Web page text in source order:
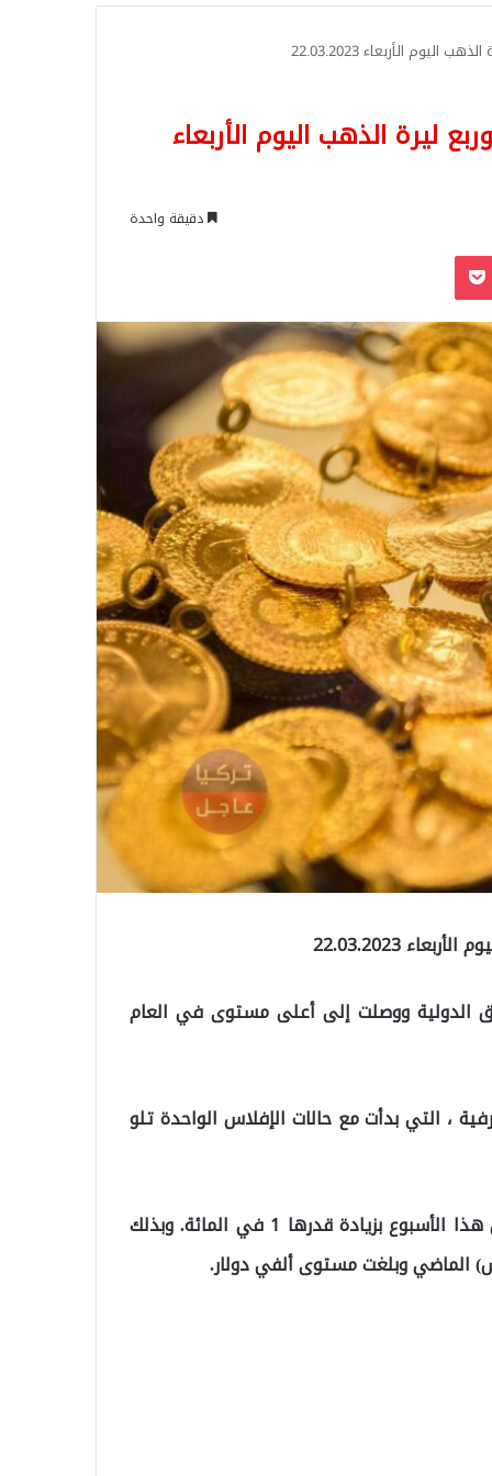
الأربعاء 22.03.2023
الذهب اليوم الأربعاء
دقيقة واحدة
‫Pocket
22.03.2023
المائة في الأسواق الدولية ووصلت إلى أعلى مستوى في العام
، التي بدأت مع حالات الإفلاس الواحدة تلو
وبدأت أسعار الذهب ، التي يراها المستثمرون كملاذ آمن هذا الأسبوع بزيادة قدرها 1 في المائة. وبذلك
الماضي وبلغت مستوى ألفي دولار.